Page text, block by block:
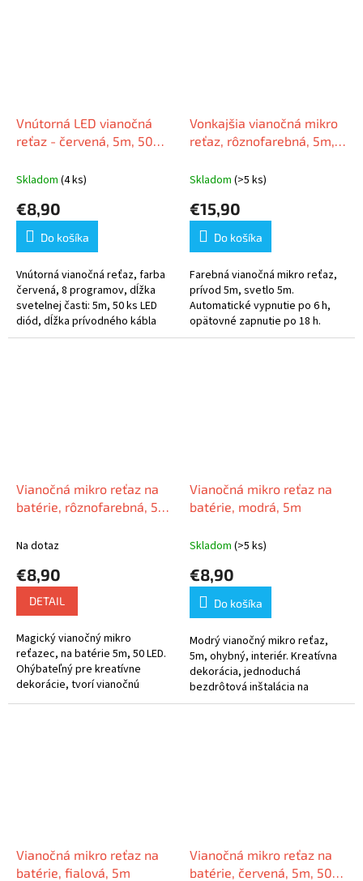
Vnútorná LED vianočná
reťaz - červená, 5m, 50
Skladom (4 ks)
€8,90
Do košíka
Vnútorná vianočná reťaz, farba
červená, 8 programov, dĺžka
svetelnej časti: 5m, 50 ks LED
diód, dĺžka prívodného kábla
1,5m
Vonkajšia vianočná mikro
reťaz, rôznofarebná, 5m,
Skladom (>5 ks)
€15,90
Do košíka
Farebná vianočná mikro reťaz,
prívod 5m, svetlo 5m.
Automatické vypnutie po 6 h,
opätovné zapnutie po 18 h.
Ohýbateľná pre kreatívne
Vianočná mikro reťaz na
batérie, rôznofarebná, 5m,
Na dotaz
€8,90
DETAIL
Magický vianočný mikro
reťazec, na batérie 5m, 50 LED.
Ohýbateľný pre kreatívne
dekorácie, tvorí vianočnú
atmosféru plnú kúziel.
Vianočná mikro reťaz na
batérie, modrá, 5m
Skladom (>5 ks)
€8,90
Do košíka
Modrý vianočný mikro reťaz,
5m, ohybný, interiér. Kreatívna
dekorácia, jednoduchá
bezdrôtová inštalácia na
batérie.
Vianočná mikro reťaz na
batérie, fialová, 5m
Vianočná mikro reťaz na
batérie, červená, 5m, 50